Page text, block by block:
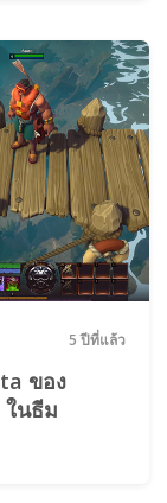
5 ปีที่แล้ว
ของ
ในธีม